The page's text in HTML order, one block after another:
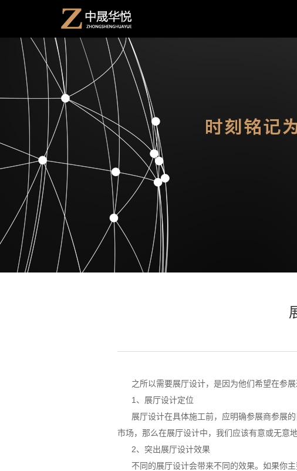
之所以需要展厅设计，是因为他们希望在参展
1、展厅设计定位
展厅设计在具体施工前，应明确参展商参展的
市场，那么在展厅设计中，我们应该有意或无意
2、突出展厅设计效果
不同的展厅设计会带来不同的效果。如果你主